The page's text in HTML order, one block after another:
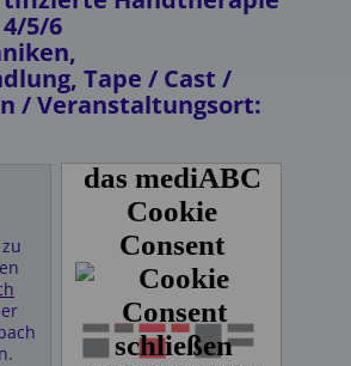
4/5/6
Tape / Cast /
/ Veranstaltungsort: